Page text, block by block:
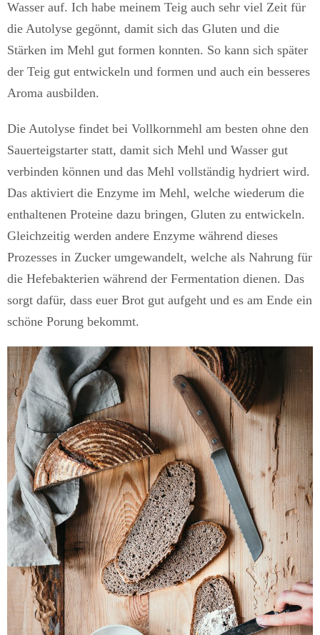
Wasser auf. Ich habe meinem Teig auch sehr viel Zeit für
die Autolyse gegönnt, damit sich das Gluten und die
Stärken im Mehl gut formen konnten. So kann sich später
der Teig gut entwickeln und formen und auch ein besseres
Aroma ausbilden.
Die Autolyse findet bei Vollkornmehl am besten ohne den
Sauerteigstarter statt, damit sich Mehl und Wasser gut
verbinden können und das Mehl vollständig hydriert wird.
Das aktiviert die Enzyme im Mehl, welche wiederum die
enthaltenen Proteine dazu bringen, Gluten zu entwickeln.
Gleichzeitig werden andere Enzyme während dieses
Prozesses in Zucker umgewandelt, welche als Nahrung für
die Hefebakterien während der Fermentation dienen. Das
sorgt dafür, dass euer Brot gut aufgeht und es am Ende ein
schöne Porung bekommt.